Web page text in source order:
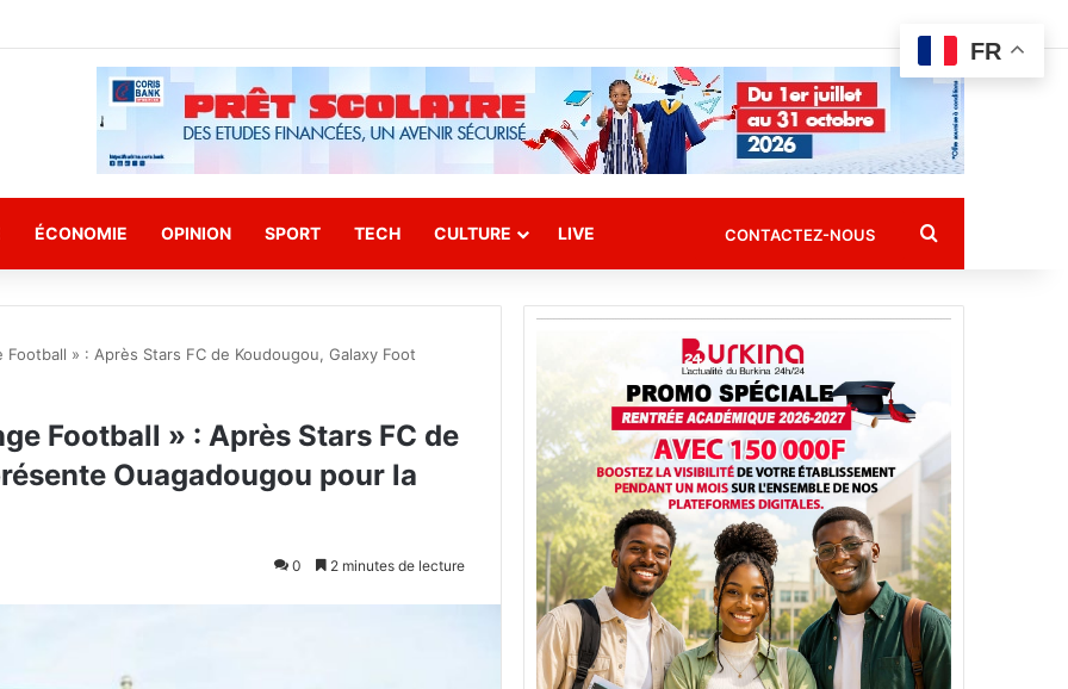
ÉCONOMIE OPINION SPORT TECH CULTURE LIVE CONTACTEZ-NOUS Rechercher
» : Après Stars FC de Koudougou, Galaxy Foot
Football » : Après Stars FC de
Ouagadougou pour la
0 2 minutes de lecture
FR